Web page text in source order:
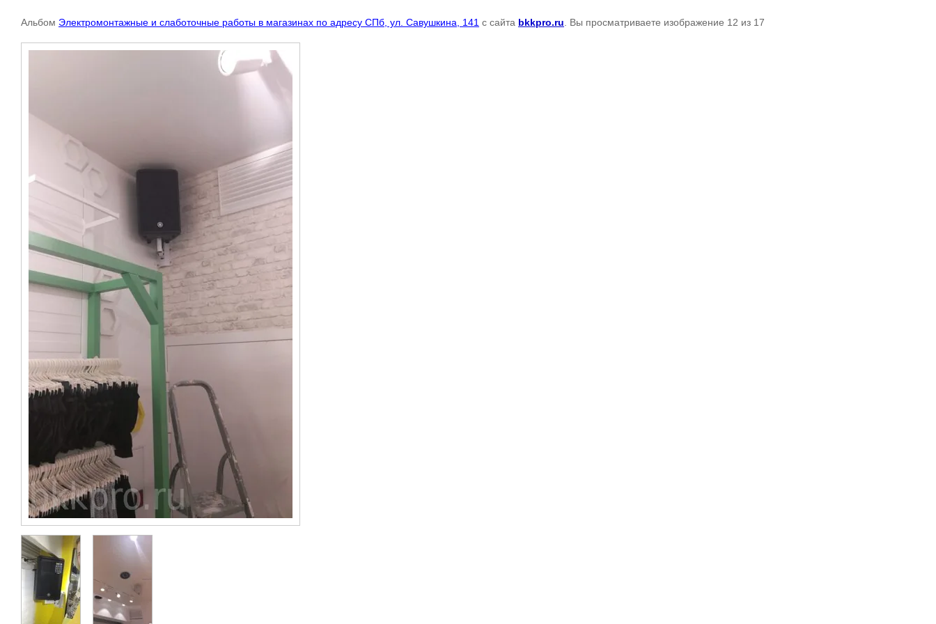
Альбом Электромонтажные и слаботочные работы в магазинах по адресу СПб, ул. Савушкина, 141 с сайта bkkpro.ru . Вы просматриваете изображение 12 из 17